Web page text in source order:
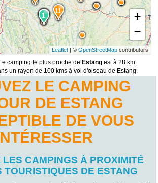
11
10
3
1
+
−
Leaflet| © OpenStreetMapcontributors
camping le plus proche de Estang est à 28 km.
un rayon de 100 kms à vol d'oiseau de Estang.
LE CAMPING
DE ESTANG
DE VOUS
LES CAMPINGS À PROXIMITÉ
TOURISTIQUES DE ESTANG